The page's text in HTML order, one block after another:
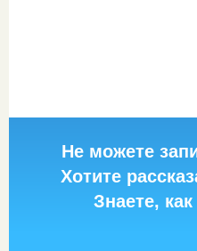
Не можете
Хотите
Знаете,